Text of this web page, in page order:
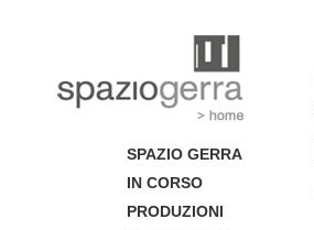
SPAZIO GERRA
IN CORSO
PRODUZIONI